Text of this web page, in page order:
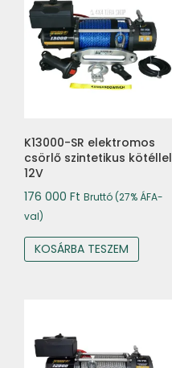
K13000-SR elektromos
csörlő szintetikus kötéllel
12V
176 000 Ft Bruttó (27% ÁFA-
val)
KOSÁRBA TESZEM